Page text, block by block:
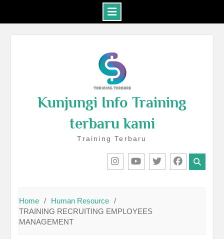
Kunjungi Info Training
terbaru kami
Training Terbaru
Home
Human Resource
TRAINING RECRUITING EMPLOYEES
MANAGEMENT